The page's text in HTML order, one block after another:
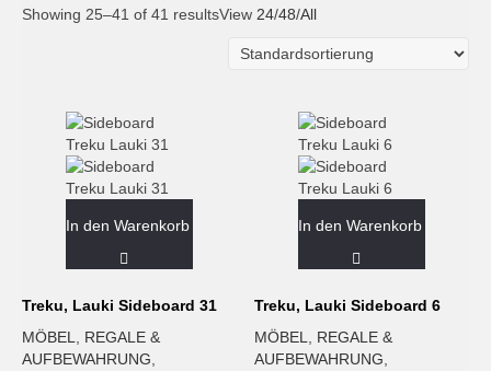
Showing 25–41 of 41 resultsView 24/48/All
In den Warenkorb
Treku, Lauki Sideboard 31
MÖBEL, REGALE &
AUFBEWAHRUNG,
In den Warenkorb
Treku, Lauki Sideboard 6
MÖBEL, REGALE &
AUFBEWAHRUNG,